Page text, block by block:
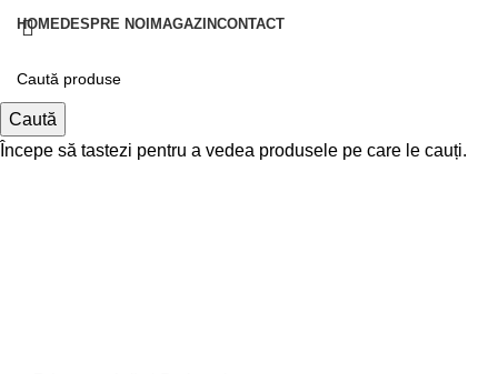
HOMEDESPRE NOI MAGAZINCONTACT
Caută
Începe să tastezi pentru a vedea produsele pe care le cauți.